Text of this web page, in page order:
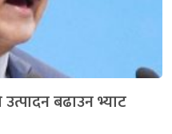
बढाउन भ्याट